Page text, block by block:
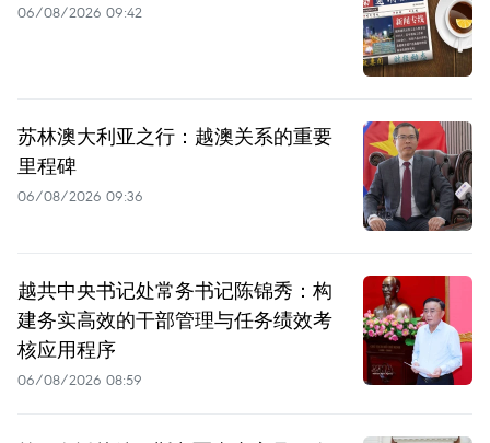
06/08/2026 09:42
苏林澳大利亚之行：越澳关系的重要
里程碑
06/08/2026 09:36
越共中央书记处常务书记陈锦秀：构
建务实高效的干部管理与任务绩效考
核应用程序
06/08/2026 08:59